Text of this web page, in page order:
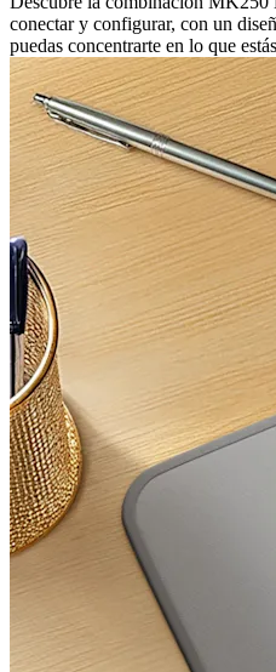
conectar y configurar, con un
puedas concentrarte en lo que